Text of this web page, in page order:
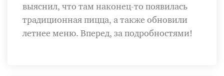
выяснил, что там наконец-то появилась
традиционная пицца, а также обновили
летнее меню. Вперед, за подробностями!